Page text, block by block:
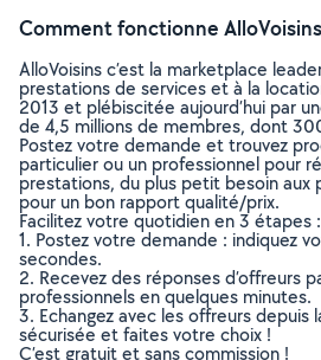
Comment fonctionne
AlloVoisins c’est la marketplace
prestations de services et à la
2013 et plébiscitée aujourd’hui par
de 4,5 millions de membres, dont
Postez votre demande et trouvez
particulier ou un professionnel pour
prestations, du plus petit besoin aux
pour un bon rapport qualité/prix.
Facilitez votre quotidien en 3 étapes :
1. Postez votre demande : indiquez
secondes.
2. Recevez des réponses d’offreurs
professionnels en quelques minutes.
3. Echangez avec les offreurs depuis
sécurisée et faites votre choix !
C’est gratuit et sans commission !